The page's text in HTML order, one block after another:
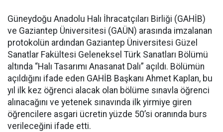
Güneydoğu Anadolu Halı İhracatçıları Birliği (GAHİB)
ve Gaziantep Üniversitesi (GAÜN) arasında imzalanan
protokolün ardından Gaziantep Üniversitesi Güzel
Sanatlar Fakültesi Geleneksel Türk Sanatları Bölümü
altında “Halı Tasarımı Anasanat Dalı” açıldı. Bölümün
açıldığını ifade eden GAHİB Başkanı Ahmet Kaplan, bu
yıl ilk kez öğrenci alacak olan bölüme sınavla öğrenci
alınacağını ve yetenek sınavında ilk yirmiye giren
öğrencilere asgari ücretin yüzde 50’si oranında burs
verileceğini ifade etti.